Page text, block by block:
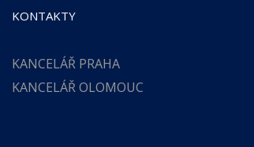
KONTAKTY
KANCELÁŘ PRAHA
KANCELÁŘ OLOMOUC